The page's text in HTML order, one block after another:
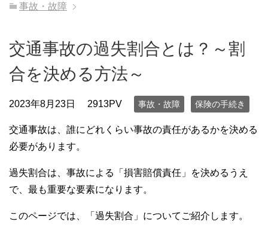
事故・故障
交通事故の過失割合とは？～割
合を決める方法～
2023年8月23日 2913PV 事故・故障 保険の手続き
交通事故は、誰にどれくらい事故の責任があるかを決める
必要があります。
過失割合は、事故による「損害賠償責任」を決めるうえ
で、最も重要な要素になります。
このページでは、「過失割合」についてご紹介します。